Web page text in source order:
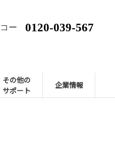
ー
0120-039-567
その他の
サポート
企業情報